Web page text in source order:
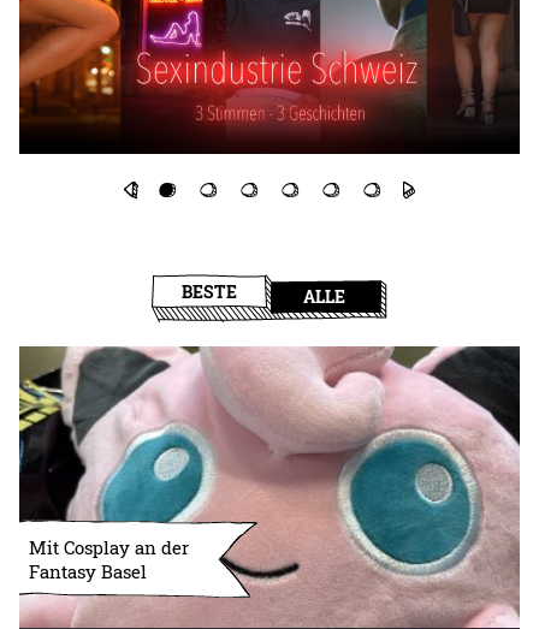
BESTE ALLE
Mit Cosplay an der
Fantasy Basel